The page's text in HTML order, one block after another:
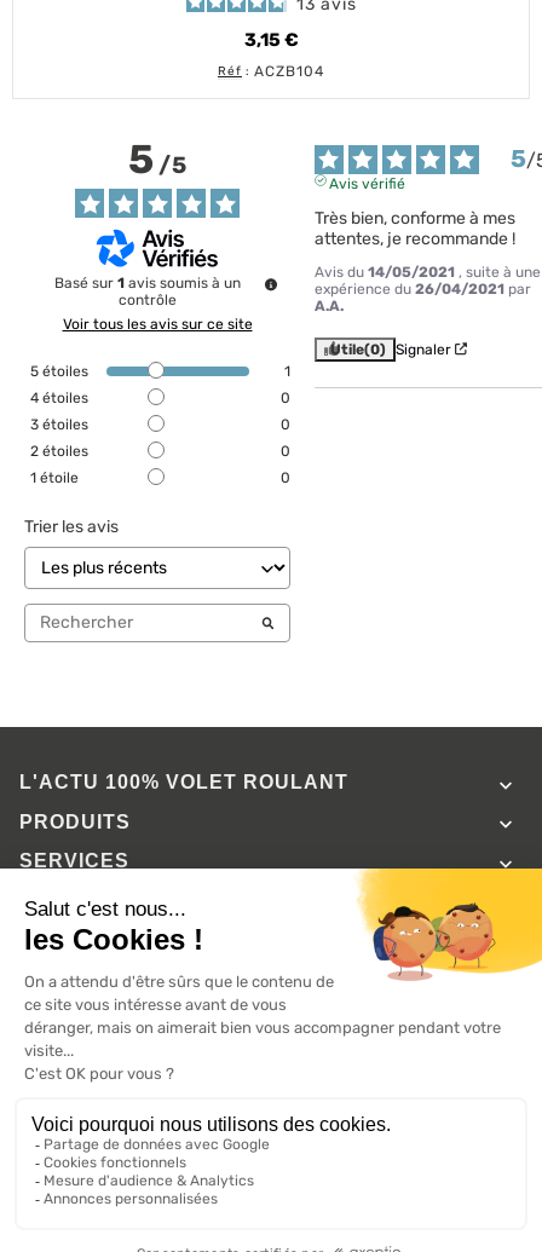
13 avis
3,15 €
Prix
Réf : ACZB104
5/5
Basé sur1 avis soumis à un
contrôle
Voir tous les avis sur ce site
5 étoiles
1
4 étoiles
0
3 étoiles
0
2 étoiles
0
1 étoile 0
Trier les avis
5/
Avis vérifié
Très bien, conforme à mes
attentes, je recommande !
Avis du 14/05/2021 , suite à une
expérience du 26/04/2021 par
A.A.
Utile(0) Signaler
L'ACTU 100%VOLET ROULANT 
PRODUITS 
SERVICES 
INFORMATIONS
A propos de 100% volets roulant Avis clients
Conditions générales de vente
2026 ©, Tous droits réservés